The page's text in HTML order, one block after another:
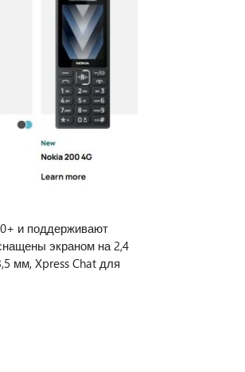
и поддерживают
экраном на 2,4
мм, Xpress Chat для